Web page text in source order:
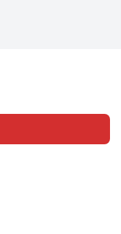
लेख साइन इन